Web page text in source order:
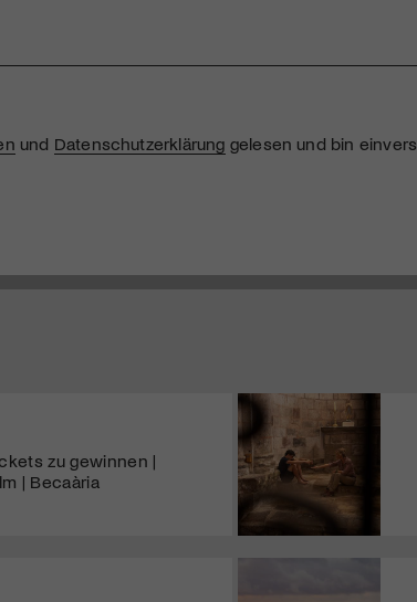
und Datenschutzerklärung gelesen und bin
zu gewinnen |
| Becaària